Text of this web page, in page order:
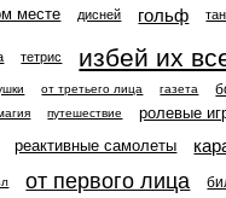
месте дисней гольф
тетрис избей их
от третьего лица газета
путешествие ролевые
реактивные самолеты
от первого лица